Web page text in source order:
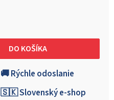
DO KOŠÍKA
🚚 Rýchle odoslanie
🇸🇰 Slovenský e-shop